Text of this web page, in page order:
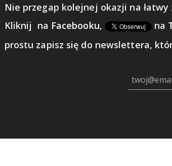
Nie przegap kolejnej okazji na
Kliknij na Facebooku, na
prostu zapisz się do newslettera,